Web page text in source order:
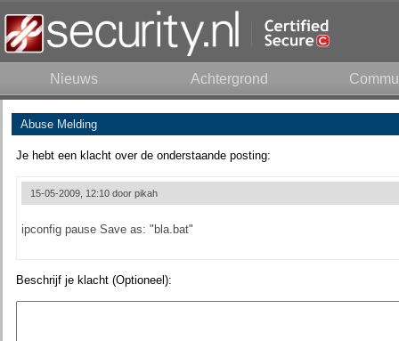
Nieuws Achtergrond
Abuse Melding
Je hebt een klacht over de onderstaande posting:
15-05-2009, 12:10 door pikah
ipconfig pause Save as: "bla.bat"
Beschrijf je klacht (Optioneel):